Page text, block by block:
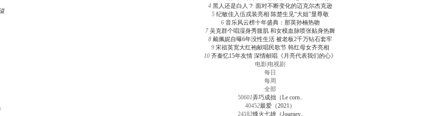
4 黑人还是白人？ 面对不断变化的迈克尔杰克逊
5 纪敏佳入伍戎装亮相 陈楚生见“大姐”显尊敬
6 音乐风云榜十年盛典：那英孙楠热吻
7 吴克群个唱湿身秀腹肌 和女模血脉喷张贴身热舞
8 戴佩妮自曝6年没性生活 被老板2千万钻石套牢
9 宋祖英宽大红袍献唱民歌节 韩红母女齐亮相
10 齐秦忆15年友情 深情献唱《月亮代表我们的心》
电影 电视剧
每日
每周
全部
50601弄巧成拙（Le corn..
40452最爱（2021）
24183烽火七雄（Journey..